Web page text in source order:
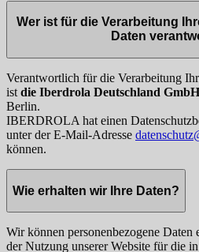
Wer ist für die Verarbeitung
Daten
Verantwortlich für die Verarbeitung
ist die Iberdrola Deutschland GmbH
Berlin.
IBERDROLA hat einen
unter der E-Mail-Adresse
können.
Wie erhalten wir Ihre Daten?
Wir können personenbezogene Daten
der Nutzung unserer Website für die